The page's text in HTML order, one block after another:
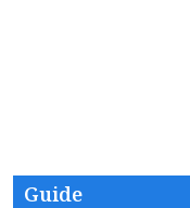
Guide